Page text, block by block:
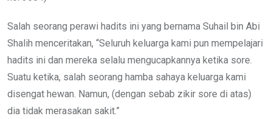
Salah seorang perawi hadits ini yang bernama Suhail bin Abi
Shalih menceritakan, “Seluruh keluarga kami pun mempelajari
hadits ini dan mereka selalu mengucapkannya ketika sore.
Suatu ketika, salah seorang hamba sahaya keluarga kami
disengat hewan. Namun, (dengan sebab zikir sore di atas)
dia tidak merasakan sakit.”